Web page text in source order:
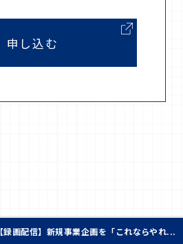
申し込む
【録画配信】新規事業企画を「これならやれ...